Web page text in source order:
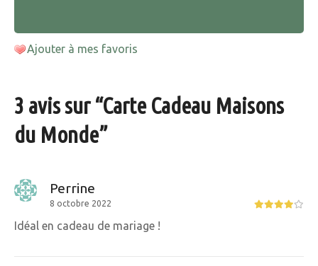
Ajouter à mes favoris
3 avis sur “Carte Cadeau Maisons
du Monde”
Perrine
8 octobre 2022
Idéal en cadeau de mariage !